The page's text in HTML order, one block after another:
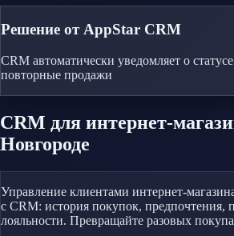
Решение от AppStar CRM
CRM автоматически уведомляет о статусе
повторные продажи
CRM для интернет-
Новгороде
Управление клиентами интернет-
с CRM: история покупок, предпочтения,
лояльности. Превращайте разовых